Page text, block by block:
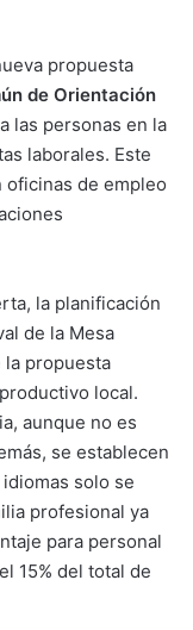
propuesta
de Orientación
las personas en la
laborales. Este
de empleo
la planificación
de la Mesa
la propuesta
local.
aunque no es
se establecen
solo se
profesional ya
para personal
15% del total de